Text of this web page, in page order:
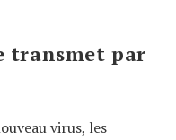
transmet par
virus, les